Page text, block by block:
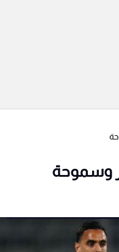
وسموحة